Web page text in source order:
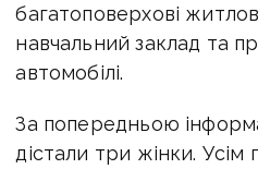
багатоповерхові
навчальний заклад та
автомобілі.
За попередньою
дістали три жінки.